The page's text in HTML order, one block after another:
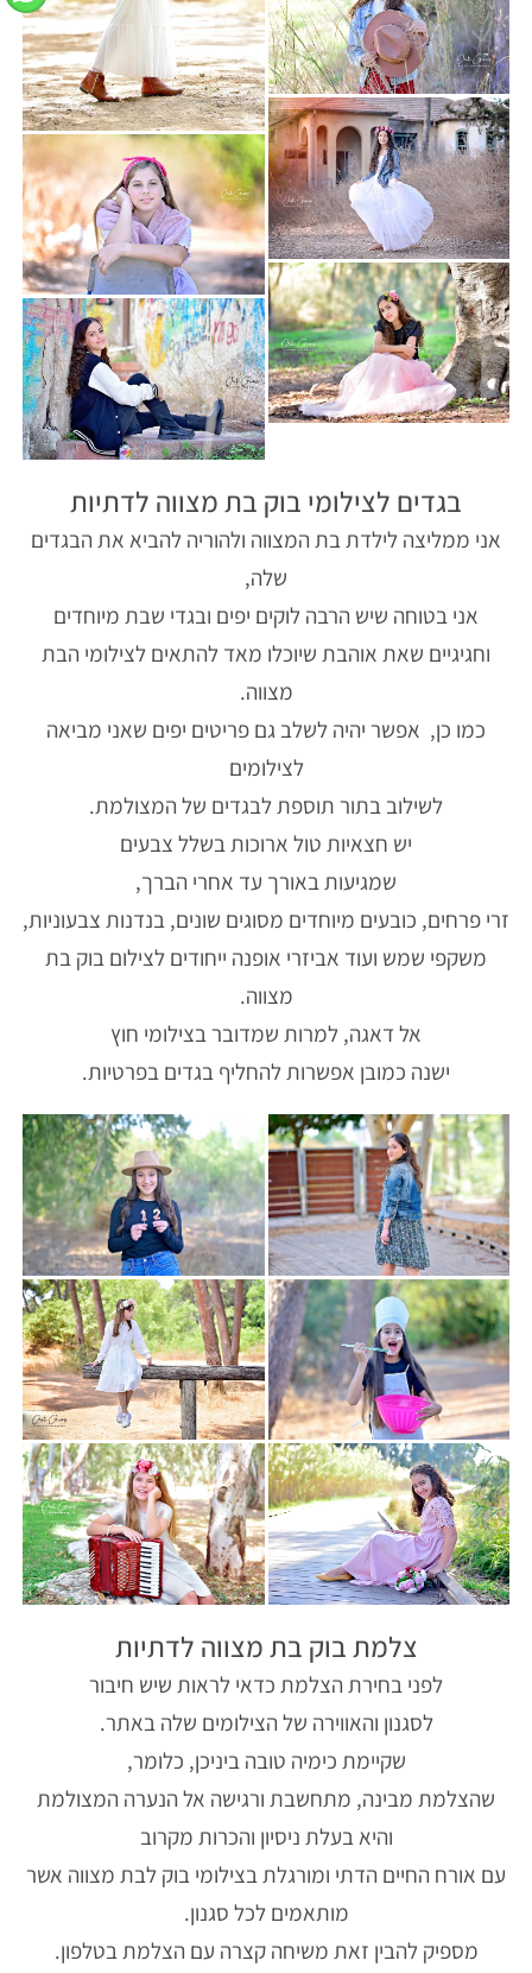
בגדים לצילומי בוק בת מצווה לדתיות
אני ממליצה לילדת בת המצווה ולהוריה להביא את הבגדים
שלה,
אני בטוחה שיש הרבה לוקים יפים ובגדי שבת מיוחדים
וחגיגיים שאת אוהבת שיוכלו מאד להתאים לצילומי הבת
מצווה.
כמו כן, אפשר יהיה לשלב גם פריטים יפים שאני מביאה
לצילומים
לשילוב בתור תוספת לבגדים של המצולמת.
יש חצאיות טול ארוכות בשלל צבעים
שמגיעות באורך עד אחרי הברך,
זרי פרחים, כובעים מיוחדים מסוגים שונים, בנדנות צבעוניות,
משקפי שמש ועוד אביזרי אופנה ייחודים לצילום בוק בת
מצווה.
אל דאגה, למרות שמדובר בצילומי חוץ
ישנה כמובן אפשרות להחליף בגדים בפרטיות.
צלמת בוק בת מצווה לדתיות
לפני בחירת הצלמת כדאי לראות שיש חיבור
לסגנון והאווירה של הצילומים שלה באתר.
שקיימת כימיה טובה ביניכן, כלומר,
שהצלמת מבינה, מתחשבת ורגישה אל הנערה המצולמת
והיא בעלת ניסיון והכרות מקרוב
עם אורח החיים הדתי ומורגלת בצילומי בוק לבת מצווה אשר
מותאמים לכל סגנון.
מספיק להבין זאת משיחה קצרה עם הצלמת בטלפון.